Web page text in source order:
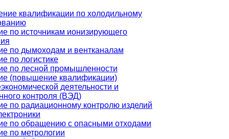
квалификации по холодильному
по источникам ионизирующего
по дымоходам и вентканалам
по логистике
по лесной промышленности
(повышение квалификации)
деятельности и
контроля (ВЭД)
по радиационному контролю изделий
по обращению с опасными отходами
по метрологии